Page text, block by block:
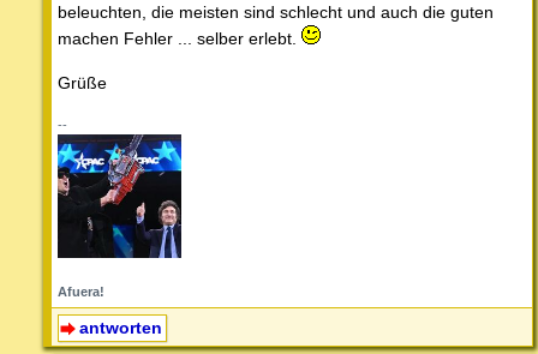
beleuchten, die meisten sind schlecht und auch die guten
machen Fehler ... selber erlebt.
Grüße
--
Afuera!
antworten